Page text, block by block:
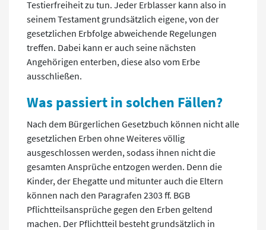
Testierfreiheit zu tun. Jeder Erblasser kann also in
seinem Testament grundsätzlich eigene, von der
gesetzlichen Erbfolge abweichende Regelungen
treffen. Dabei kann er auch seine nächsten
Angehörigen enterben, diese also vom Erbe
ausschließen.
Was passiert in solchen Fällen?
Nach dem Bürgerlichen Gesetzbuch können nicht alle
gesetzlichen Erben ohne Weiteres völlig
ausgeschlossen werden, sodass ihnen nicht die
gesamten Ansprüche entzogen werden. Denn die
Kinder, der Ehegatte und mitunter auch die Eltern
können nach den Paragrafen 2303 ff. BGB
Pflichtteilsansprüche gegen den Erben geltend
machen. Der Pflichtteil besteht grundsätzlich in